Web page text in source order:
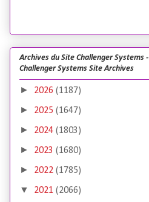
Archives du Site Challenger Systems -
Challenger Systems Site Archives
► 2026 (1187)
► 2025 (1647)
► 2024 (1803)
► 2023 (1680)
► 2022 (1785)
▼ 2021 (2066)